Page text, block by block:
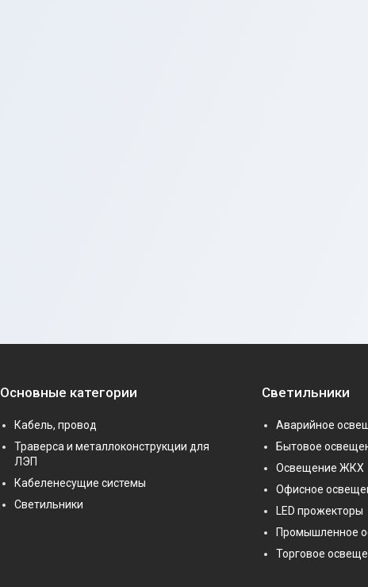
Основные категории
Кабель, провод
Траверса и металлоконструкции для
ЛЭП
Кабеленесущие системы
Светильники
Светильники
Аварийное
Бытовое
Освещение ЖКХ
Офисное
LED прожекторы
Промышленное
Торговое